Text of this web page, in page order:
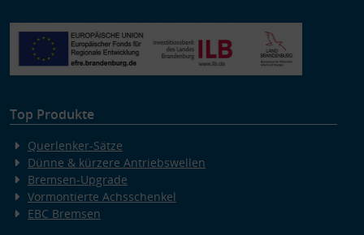
Top Produkte
Querlenker-Sätze
Dünne & kürzere Antriebswellen
Bremsen-Upgrade
Vormontierte Achsschenkel
EBC Bremsen